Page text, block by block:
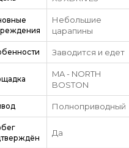
Небольшие
царапины
Заводится и едет
MA - NORTH
BOSTON
Полноприводный
Да